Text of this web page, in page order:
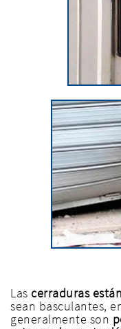
Las cerraduras
sean basculantes,
generalmente son